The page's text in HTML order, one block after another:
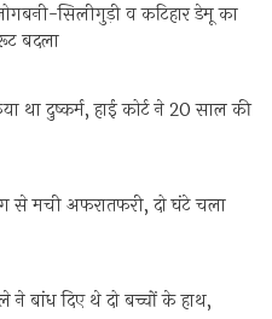
सिलीगुड़ी व कटिहार डेमू का
बदला
था दुष्कर्म, हाई कोर्ट ने 20 साल की
मची अफरातफरी, दो घंटे चला
ने बांध दिए थे दो बच्चों के हाथ,